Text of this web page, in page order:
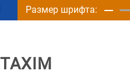
Размер шрифта: